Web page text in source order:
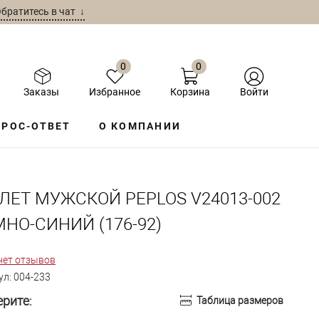
в чат ↓
Заказы
0
Избранное
0
Корзина Войти
ОТВЕТ О КОМПАНИИ
МУЖСКОЙ PEPLOS V24013-002
СИНИЙ (176-92)
отзывов
004-233
Таблица размеров